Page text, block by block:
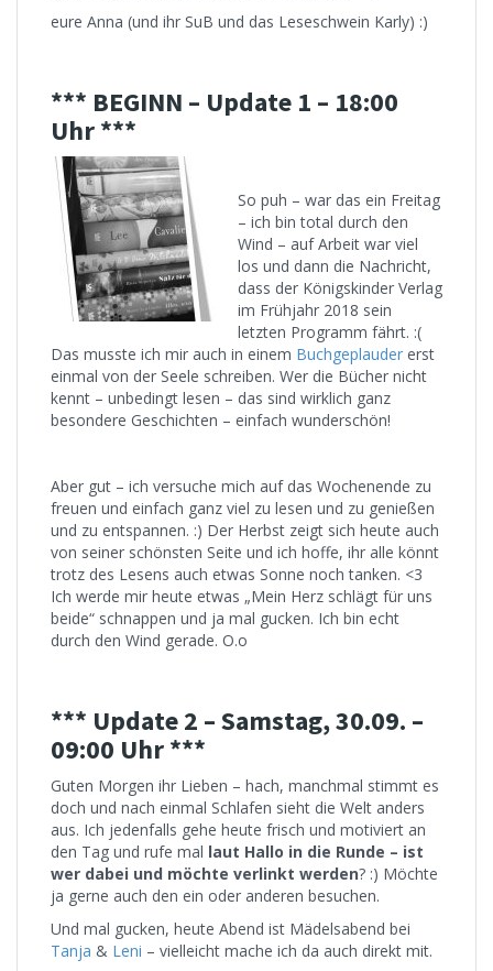
eure Anna (und ihr SuB und das Leseschwein Karly) :)
*** BEGINN – Update 1 – 18:00
Uhr ***
So puh – war das ein Freitag
– ich bin total durch den
Wind – auf Arbeit war viel
los und dann die Nachricht,
dass der Königskinder Verlag
im Frühjahr 2018 sein
letzten Programm fährt. :(
Das musste ich mir auch in einem Buchgeplauder erst
einmal von der Seele schreiben. Wer die Bücher nicht
kennt – unbedingt lesen – das sind wirklich ganz
besondere Geschichten – einfach wunderschön!
Aber gut – ich versuche mich auf das Wochenende zu
freuen und einfach ganz viel zu lesen und zu genießen
und zu entspannen. :) Der Herbst zeigt sich heute auch
von seiner schönsten Seite und ich hoffe, ihr alle könnt
trotz des Lesens auch etwas Sonne noch tanken. <3
Ich werde mir heute etwas „Mein Herz schlägt für uns
beide“ schnappen und ja mal gucken. Ich bin echt
durch den Wind gerade. O.o
*** Update 2 – Samstag, 30.09. –
09:00 Uhr ***
Guten Morgen ihr Lieben – hach, manchmal stimmt es
doch und nach einmal Schlafen sieht die Welt anders
aus. Ich jedenfalls gehe heute frisch und motiviert an
den Tag und rufe mal laut Hallo in die Runde – ist
wer dabei und möchte verlinkt werden? :) Möchte
ja gerne auch den ein oder anderen besuchen.
Und mal gucken, heute Abend ist Mädelsabend bei
Tanja & Leni – vielleicht mache ich da auch direkt mit.